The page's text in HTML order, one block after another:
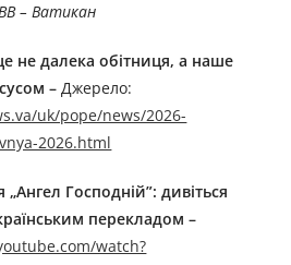
– Ватикан
не далека обітниця, а наше
–Джерелo:
uk/pope/news/2026-
2026.html
Господній”: дивіться
перекладом –
watch?